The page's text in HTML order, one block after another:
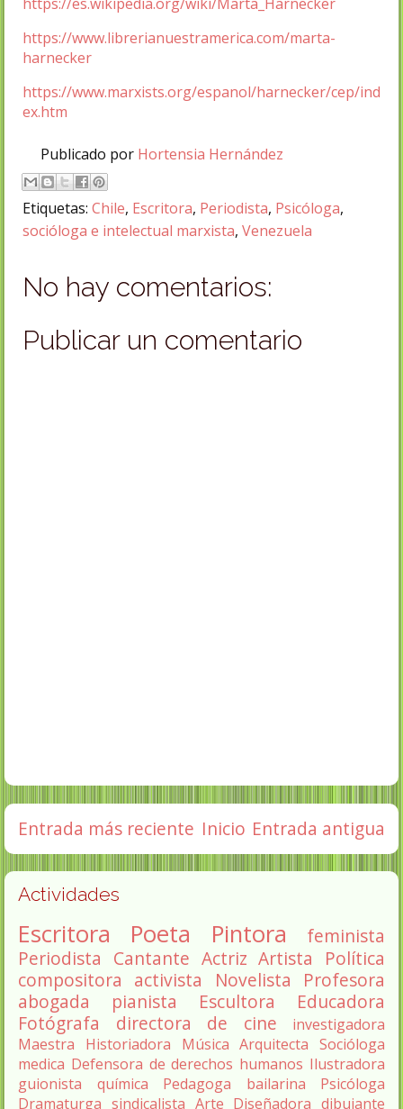
https://www.librerianuestramerica.com/marta-
harnecker
https://www.marxists.org/espanol/harnecker/cep/ind
ex.htm
Publicado por Hortensia Hernández
Etiquetas: Chile, Escritora, Periodista, Psicóloga,
socióloga e intelectual marxista, Venezuela
No hay comentarios:
Publicar un comentario
Entrada más reciente Entrada antigua
Inicio
Actividades
Escritora Poeta Pintora
feminista
Periodista Cantante Actriz Artista
Política
compositora activista Novelista
Profesora
abogada
pianista Escultora
Educadora
Fotógrafa
directora de cine
investigadora
Maestra
Historiadora Música Arquitecta Socióloga
medica Defensora de derechos humanos Ilustradora
guionista
química Pedagoga bailarina
Psicóloga
Dramaturga sindicalista Arte Diseñadora dibujante